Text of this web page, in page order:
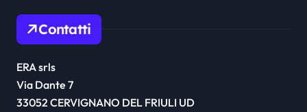
Contatti
ERA srls
Via Dante 7
33052 CERVIGNANO DEL FRIULI UD